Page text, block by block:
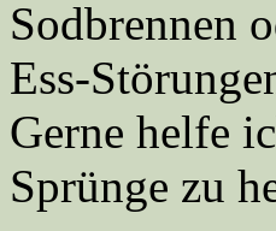
Sodbrennen
Ess-
Gerne helfe
Sprünge zu